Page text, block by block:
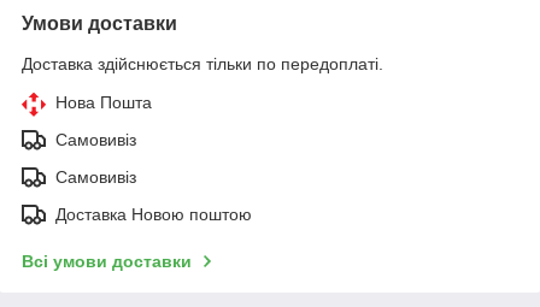
Умови доставки
Доставка здійснюється тільки по передоплаті.
Нова Пошта
Самовивіз
Самовивіз
Доставка Новою поштою
Всі умови доставки